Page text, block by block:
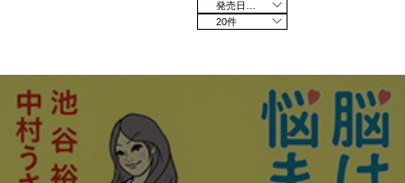
20件